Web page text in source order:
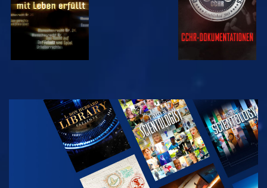
ANSEHEN
SERIE
ENTDECKEN